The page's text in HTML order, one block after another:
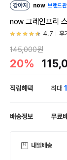
강아지 now 브랜드
now 그레인프리
4.7 후
145,000원
20%
적립혜택 최대
배송정보 무료
내일배송